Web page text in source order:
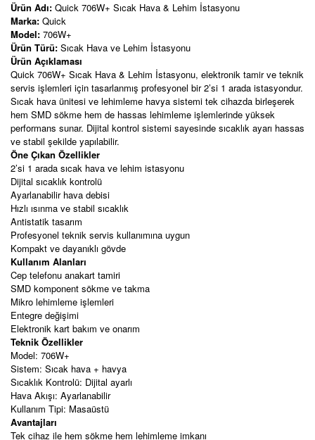
Ürün Adı: Quick 706W+ Sıcak Hava & Lehim İstasyonu
Marka: Quick
Model: 706W+
Ürün Türü: Sıcak Hava ve Lehim İstasyonu
Ürün Açıklaması
Quick 706W+ Sıcak Hava & Lehim İstasyonu, elektronik tamir ve teknik
servis işlemleri için tasarlanmış profesyonel bir 2’si 1 arada istasyondur.
Sıcak hava ünitesi ve lehimleme havya sistemi tek cihazda birleşerek
hem SMD sökme hem de hassas lehimleme işlemlerinde yüksek
performans sunar. Dijital kontrol sistemi sayesinde sıcaklık ayarı hassas
ve stabil şekilde yapılabilir.
Öne Çıkan Özellikler
2’si 1 arada sıcak hava ve lehim istasyonu
Dijital sıcaklık kontrolü
Ayarlanabilir hava debisi
Hızlı ısınma ve stabil sıcaklık
Antistatik tasarım
Profesyonel teknik servis kullanımına uygun
Kompakt ve dayanıklı gövde
Kullanım Alanları
Cep telefonu anakart tamiri
SMD komponent sökme ve takma
Mikro lehimleme işlemleri
Entegre değişimi
Elektronik kart bakım ve onarım
Teknik Özellikler
Model: 706W+
Sistem: Sıcak hava + havya
Sıcaklık Kontrolü: Dijital ayarlı
Hava Akışı: Ayarlanabilir
Kullanım Tipi: Masaüstü
Avantajları
Tek cihaz ile hem sökme hem lehimleme imkanı